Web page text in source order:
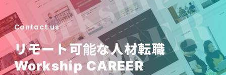
Contact us
リモート可能な人材転職
Workship CAREER